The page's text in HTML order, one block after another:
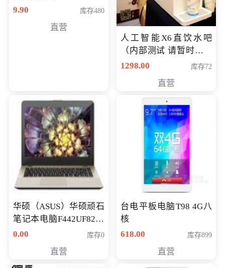
9.90
库存480
直营
人工智能X6直饮水吧
（内部测试 请暂时不要
购买）
1298.00 库存72
直营
华硕（ASUS）华硕顽石
笔记本电脑F442UF8250
八代独显轻薄办公商务
0.00 库存0
直营
台电平板电脑T98 4G八
核
618.00
库存899
直营